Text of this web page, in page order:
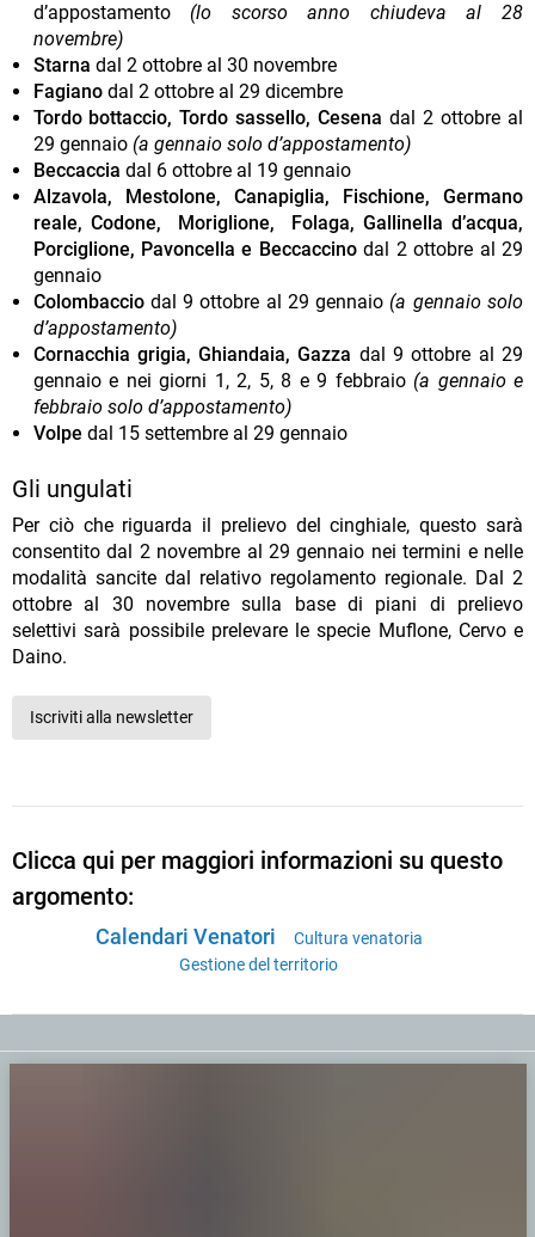
d’appostamento (lo scorso anno chiudeva al 28
novembre)
Starna dal 2 ottobre al 30 novembre
Fagiano dal 2 ottobre al 29 dicembre
Tordo bottaccio, Tordo sassello, Cesenadal 2 ottobre al
29 gennaio (a gennaio solo d’appostamento)
Beccaccia dal 6 ottobre al 19 gennaio
Alzavola, Mestolone, Canapiglia, Fischione, Germano
reale, Codone, Moriglione, Folaga, Gallinella d’acqua,
Porciglione, Pavoncella e Beccaccinodal 2 ottobre al 29
gennaio
Colombaccio dal 9 ottobre al 29 gennaio (a gennaio solo
d’appostamento)
Cornacchia grigia, Ghiandaia, Gazza dal 9 ottobre al 29
gennaio e nei giorni 1, 2, 5, 8 e 9 febbraio (a gennaio e
febbraio solo d’appostamento)
Volpe dal 15 settembre al 29 gennaio
Gli ungulati
Per ciò che riguarda il prelievo del cinghiale, questo sarà
consentito dal 2 novembre al 29 gennaio nei termini e nelle
modalità sancite dal relativo regolamento regionale. Dal 2
ottobre al 30 novembre sulla base di piani di prelievo
selettivi sarà possibile prelevare le specie Muflone, Cervo e
Daino.
Iscriviti alla newsletter
Clicca qui per maggiori informazioni su questo
argomento:
Calendari Venatori
Cultura venatoria
Gestione del territorio